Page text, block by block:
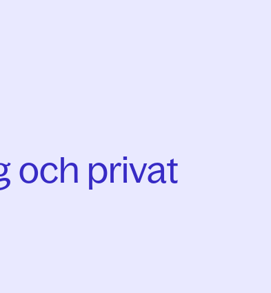
och privat